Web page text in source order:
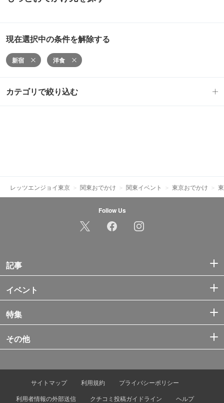
現在選択中の条件を解除する
新宿 洋食
カテゴリで絞り込む
レッツエンジョイ東京 関東おでかけ 関東イベント 東京おでかけ
Follow Us
記事
イベント
特集
その他
サイトマップ 利用規約
プライバシーポリシー
利用者情報の外部送信
クチコミ投稿ガイドライン ヘルプ